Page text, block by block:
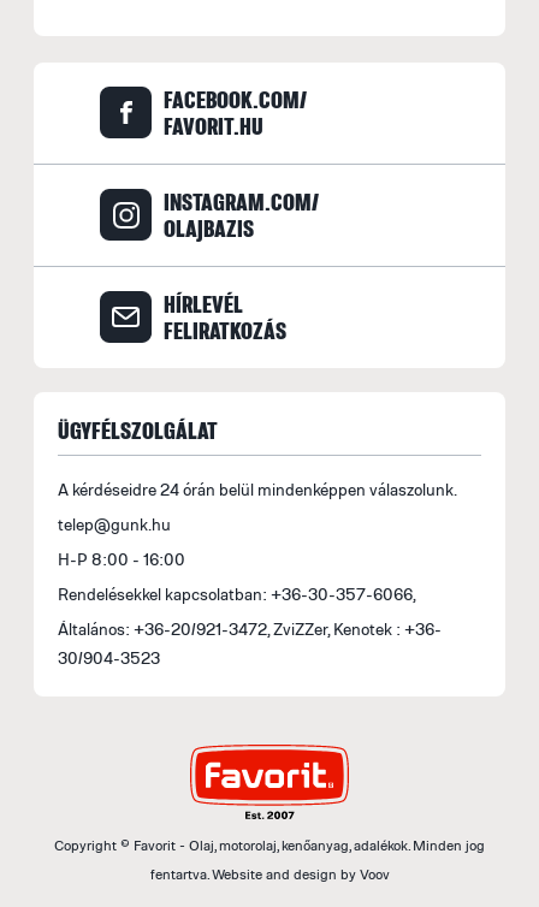
FACEBOOK.COM/
FAVORIT.HU
INSTAGRAM.COM/
OLAJBAZIS
HÍRLEVÉL
FELIRATKOZÁS
ÜGYFÉLSZOLGÁLAT
A kérdéseidre 24 órán belül mindenképpen válaszolunk.
telep@gunk.hu
H-P 8:00 - 16:00
Rendelésekkel kapcsolatban: +36-30-357-6066,
Általános: +36-20/921-3472, ZviZZer, Kenotek : +36-
30/904-3523
Copyright © Favorit - Olaj, motorolaj, kenőanyag, adalékok. Minden jog
fentartva.Website and design by Voov